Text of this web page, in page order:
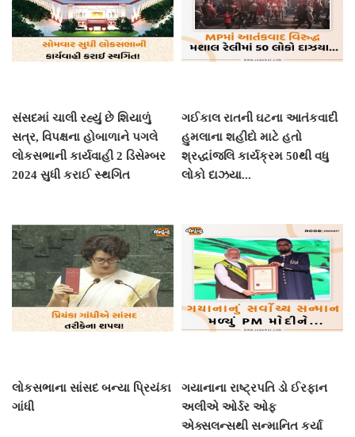
સંસદમાં ચાલી રહ્યું છે શિયાળું
સત્ર, વિપક્ષના હોબાળાને પગલે
લોકસભાની કાર્યવાહી 2 ડિસેમ્બર
2024 સુધી કરાઈ સ્થગિત
ગઈકાલ રાતની ઘટના આતંકવાદી
હુમલાના શહીદો માટે હતો
શ્રદ્ધાંજલિ કાર્યક્રમ 50થી વધુ
લોકો દાઝયા...
લોકસભાના સાંસદ બન્યા પ્રિયંકા
ગાંધી
ગયાનાના રાષ્ટ્રપતિ ડો ઈરફાન
અલીએ ઓર્ડર ઓફ
એક્સલન્સથી સન્માનિત કર્યા